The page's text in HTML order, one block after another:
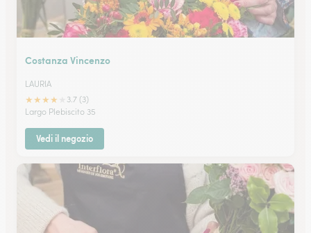
Costanza Vincenzo
LAURIA
★★★★
3.7 (3)
Largo Plebiscito 35
Vedi il negozio